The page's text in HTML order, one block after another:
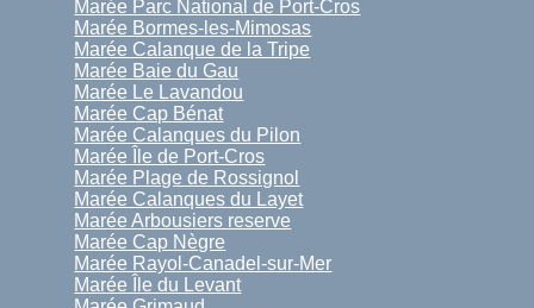
Marée Parc National de Port-Cros
Marée Bormes-les-Mimosas
Marée Calanque de la Tripe
Marée Baie du Gau
Marée Le Lavandou
Marée Cap Bénat
Marée Calanques du Pilon
Marée Île de Port-Cros
Marée Plage de Rossignol
Marée Calanques du Layet
Marée Arbousiers reserve
Marée Cap Nègre
Marée Rayol-Canadel-sur-Mer
Marée Île du Levant